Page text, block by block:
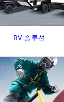
RV 솔루션